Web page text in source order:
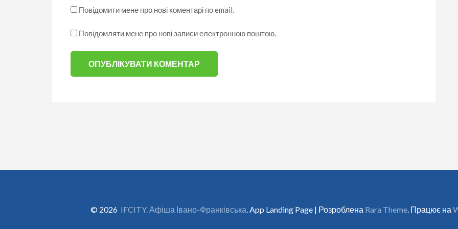
Повідомити мене про нові коментарі по email.
Повідомляти мене про нові записи електронною поштою.
© 2026 IFCITY. Афіша Івано-Франківська. App Landing Page | Розроблена Rara Theme. Працює на